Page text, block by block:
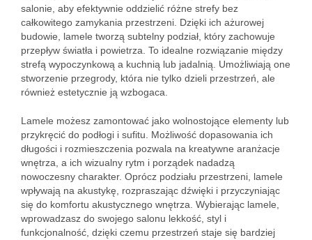
salonie, aby efektywnie oddzielić różne strefy bez
całkowitego zamykania przestrzeni. Dzięki ich ażurowej
budowie, lamele tworzą subtelny podział, który zachowuje
przepływ światła i powietrza. To idealne rozwiązanie między
strefą wypoczynkową a kuchnią lub jadalnią. Umożliwiają one
stworzenie przegrody, która nie tylko dzieli przestrzeń, ale
również estetycznie ją wzbogaca.
Lamele możesz zamontować jako wolnostojące elementy lub
przykręcić do podłogi i sufitu. Możliwość dopasowania ich
długości i rozmieszczenia pozwala na kreatywne aranżacje
wnętrza, a ich wizualny rytm i porządek nadadzą
nowoczesny charakter. Oprócz podziału przestrzeni, lamele
wpływają na akustykę, rozpraszając dźwięki i przyczyniając
się do komfortu akustycznego wnętrza. Wybierając lamele,
wprowadzasz do swojego salonu lekkość, styl i
funkcjonalność, dzięki czemu przestrzeń staje się bardziej